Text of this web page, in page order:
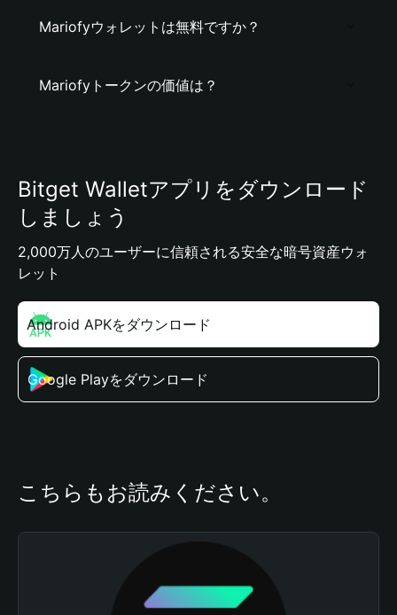
Mariofyウォレットは無料ですか？
Mariofyトークンの価値は？
Bitget Walletアプリをダウンロード
しましょう
2,000万人のユーザーに信頼される安全な暗号資産ウォ
レット
Android APKをダウンロード
Google Playをダウンロード
こちらもお読みください。